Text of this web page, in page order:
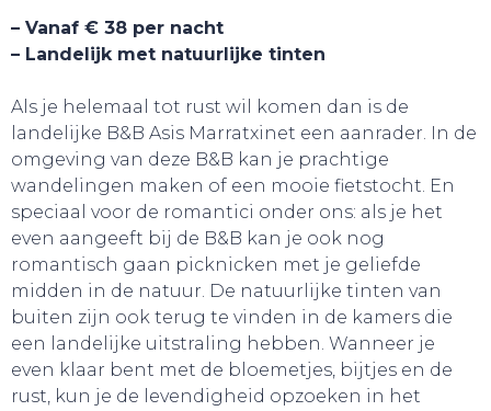
BELEEF!
– Vanaf € 38 per nacht
– Landelijk met natuurlijke tinten
Als je helemaal tot rust wil komen dan is de
landelijke B&B Asis Marratxinet een aanrader. In de
omgeving van deze B&B kan je prachtige
wandelingen maken of een mooie fietstocht. En
speciaal voor de romantici onder ons: als je het
even aangeeft bij de B&B kan je ook nog
romantisch gaan picknicken met je geliefde
midden in de natuur. De natuurlijke tinten van
buiten zijn ook terug te vinden in de kamers die
een landelijke uitstraling hebben. Wanneer je
even klaar bent met de bloemetjes, bijtjes en de
rust, kun je de levendigheid opzoeken in het